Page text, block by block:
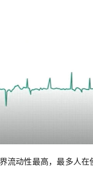
流动性最高，最多人